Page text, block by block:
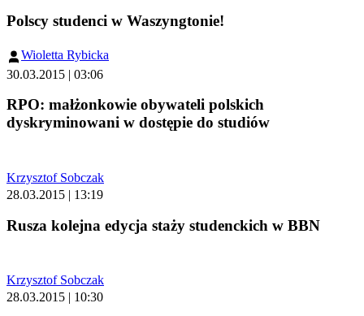
Polscy studenci w Waszyngtonie!
Wioletta Rybicka
30.03.2015 | 03:06
RPO: małżonkowie obywateli polskich
dyskryminowani w dostępie do studiów
Krzysztof Sobczak
28.03.2015 | 13:19
Rusza kolejna edycja staży studenckich w BBN
Krzysztof Sobczak
28.03.2015 | 10:30